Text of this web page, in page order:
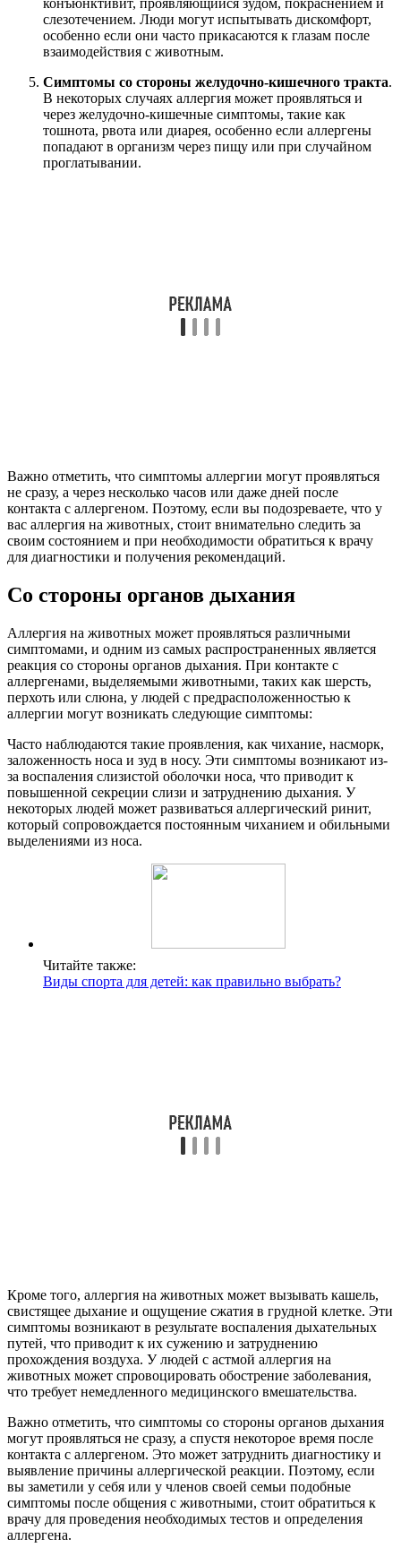
слезотечением. Люди могут испытывать дискомфорт,
особенно если они часто прикасаются к глазам после
взаимодействия с животным.
Симптомы со стороны желудочно-кишечного тракта.
В некоторых случаях аллергия может проявляться и
через желудочно-кишечные симптомы, такие как
тошнота, рвота или диарея, особенно если аллергены
попадают в организм через пищу или при случайном
проглатывании.
Важно отметить, что симптомы аллергии могут проявляться
не сразу, а через несколько часов или даже дней после
контакта с аллергеном. Поэтому, если вы подозреваете, что у
вас аллергия на животных, стоит внимательно следить за
своим состоянием и при необходимости обратиться к врачу
для диагностики и получения рекомендаций.
Со стороны органов дыхания
Аллергия на животных может проявляться различными
симптомами, и одним из самых распространенных является
реакция со стороны органов дыхания. При контакте с
аллергенами, выделяемыми животными, таких как шерсть,
перхоть или слюна, у людей с предрасположенностью к
аллергии могут возникать следующие симптомы:
Часто наблюдаются такие проявления, как чихание, насморк,
заложенность носа и зуд в носу. Эти симптомы возникают из-
за воспаления слизистой оболочки носа, что приводит к
повышенной секреции слизи и затруднению дыхания. У
некоторых людей может развиваться аллергический ринит,
который сопровождается постоянным чиханием и обильными
выделениями из носа.
Читайте также:
Виды спорта для детей: как правильно выбрать?
Кроме того, аллергия на животных может вызывать кашель,
свистящее дыхание и ощущение сжатия в грудной клетке. Эти
симптомы возникают в результате воспаления дыхательных
путей, что приводит к их сужению и затруднению
прохождения воздуха. У людей с астмой аллергия на
животных может спровоцировать обострение заболевания,
что требует немедленного медицинского вмешательства.
Важно отметить, что симптомы со стороны органов дыхания
могут проявляться не сразу, а спустя некоторое время после
контакта с аллергеном. Это может затруднить диагностику и
выявление причины аллергической реакции. Поэтому, если
вы заметили у себя или у членов своей семьи подобные
симптомы после общения с животными, стоит обратиться к
врачу для проведения необходимых тестов и определения
аллергена.